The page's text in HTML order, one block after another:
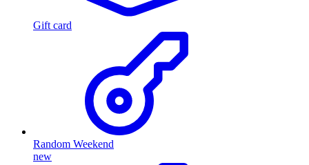
Gift card
Random Weekend
new